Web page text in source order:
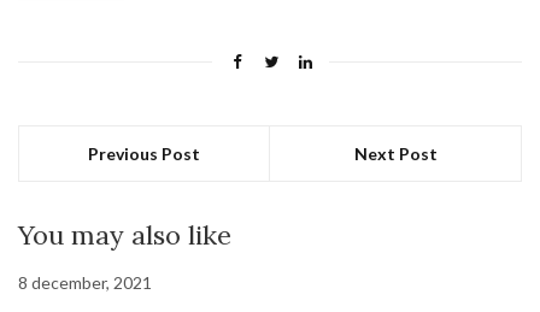
Previous Post Next Post
You may also like
8 december, 2021